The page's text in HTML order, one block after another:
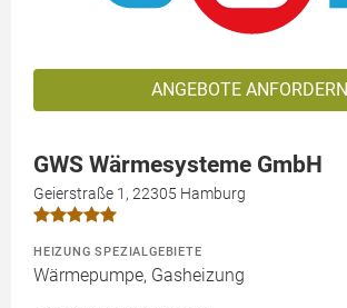
ANGEBOTE ANFORDERN
GWS Wärmesysteme GmbH
Geierstraße 1, 22305 Hamburg
HEIZUNG SPEZIALGEBIETE
Wärmepumpe, Gasheizung